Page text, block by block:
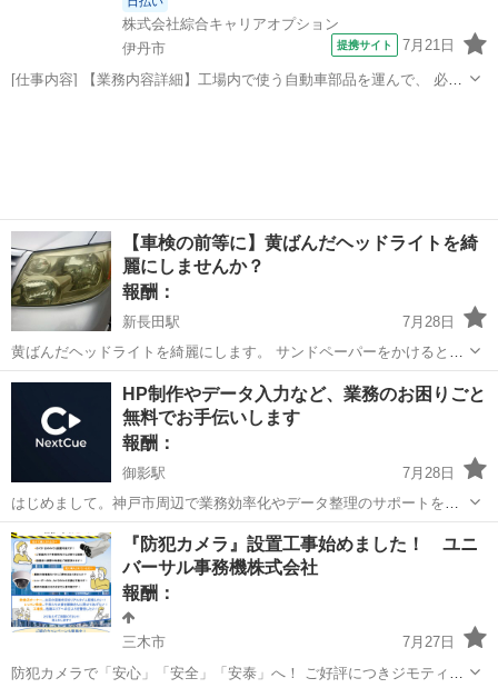
株式会社綜合キャリアオプション
伊丹市
提携サイト 7月21日
[仕事内容] 【業務内容詳細】工場内で使う自動車部品を運んで、 必要
【車検の前等に】黄ばんだヘッドライトを綺
麗にしませんか？
報酬：
新長田駅
7月28日
黄ばんだヘッドライトを綺麗にします。 サンドペーパーをかけるとこ
ろからなのでかなり綺麗になりますが、お時間は多少頂くことになり
ます。 左右で￥6,500になります。 よろしくお願いいたします。
兵庫 神戸市 新長田駅 手伝いたい/助けたい
ヘッドライト
HP制作やデータ入力など、業務のお困りごと
無料でお手伝いします
報酬：
御影駅
7月28日
はじめまして。神戸市周辺で業務効率化やデータ整理のサポートをし
ている NextCue Labo（ネクストキュー・ラボ）です。 地域での実績
作りと、現場のリアルなお悩み把握のため、【1社限定・完全無料】で
業務効率化をお手伝い...
兵庫 神戸市 御影駅 手伝いたい/助けたい アンケート
『防犯カメラ』設置工事始めました！ ユニ
バーサル事務機株式会社
報酬：
三木市
7月27日
防犯カメラで「安心」「安全」「安泰」へ！ ご好評につきジモティー